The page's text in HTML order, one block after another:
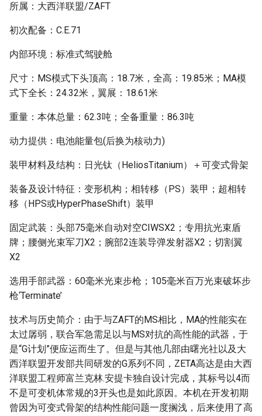
所属：大西洋联盟/ZAFT
初次配备：C.E.71
内部环境：标准式驾驶舱
尺寸：MS模式下头顶高：18.7米，全高：19.85米；MA模
式下全长：24.32米，翼展：18.61米
重量：本体总量：62.3吨；全备重量：86.3吨
动力提供：电池能量包(后换为核动力)
装甲材料及结构：日光钛（HeliosTitanium）＋可变式骨架
装备及设计特征：变形机构；相转移（PS）装甲；超相转
移（HPS或HyperPhaseShift）装甲
固定武装：头部75毫米自动对空CIWSX2；专用抗光束盾
牌；腰侧光束军刀X2；腕部2连装导弹发射器X2；切割翼
X2
选用手部武器：60毫米光束步枪；105毫米百万光束破坏步
枪‘Terminate’
技术与历史简介：由于与ZAFT的MS相比，MA的性能实在
太过孱弱，联合军急需足以与MS对抗的高性能的武器，于
是“G计划”便应运而生了。但是与其他几部由曙光社以及大
西洋联盟开发部共同研发的G系列不同，ZETA高达是由大西
洋联盟工程师富兰克林.安提卡独自设计完成，其标号以4而
不是可变机体常规的3开头也是如此原因。本机在开发初期
曾因为可变式骨架的结构性能问题一度搁浅，后来使用了高